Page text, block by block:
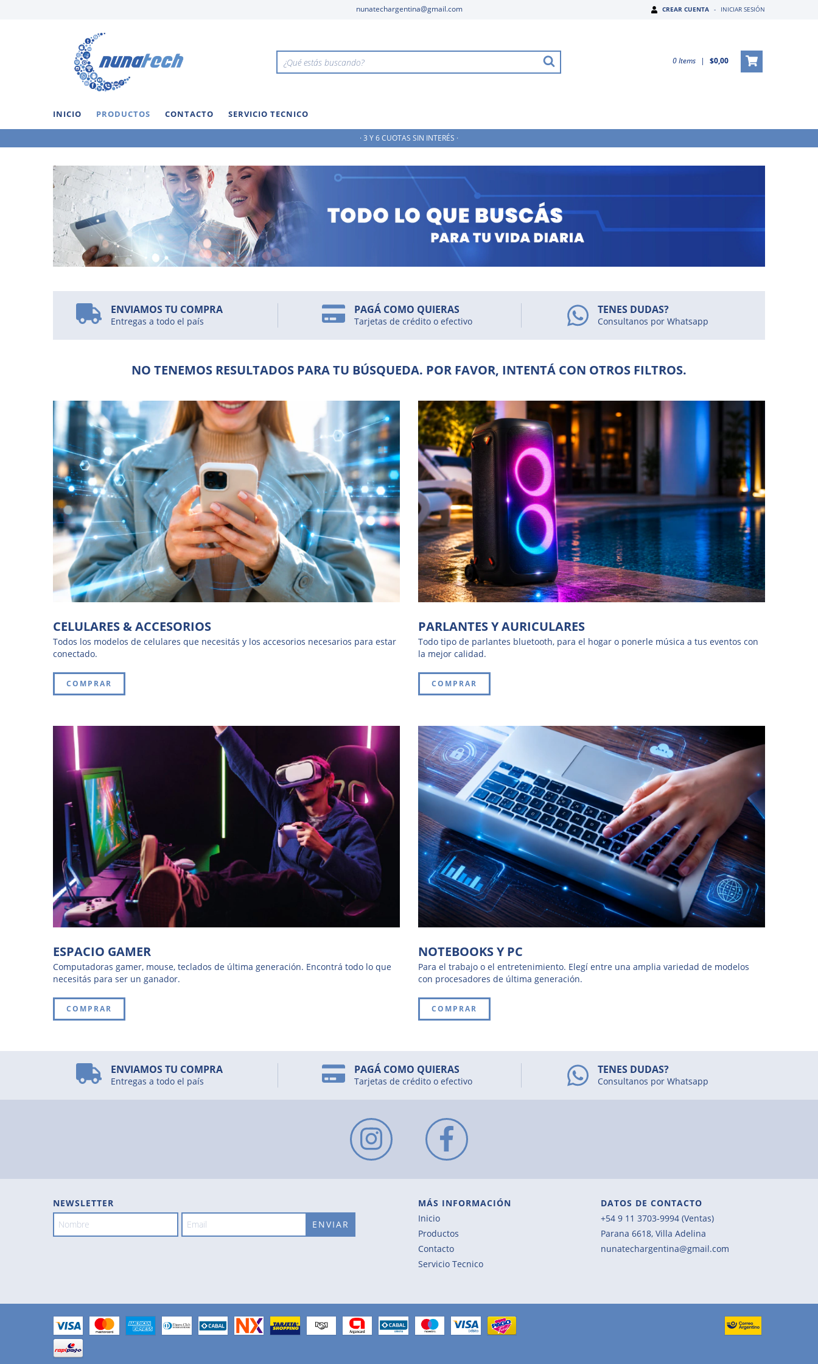
nunatechargentina@gmail.com CREAR CUENTA - INICIAR SESIÓN
0Items | $0,00
INICIO PRODUCTOS CONTACTO SERVICIO TECNICO
· 3 Y 6 CUOTAS SIN INTERÉS ·
ENVIAMOS TU COMPRA
Entregas a todo el país
PAGÁ COMO QUIERAS
Tarjetas de crédito o efectivo
TENES DUDAS?
Consultanos por Whatsapp
NO TENEMOS RESULTADOS PARA TU BÚSQUEDA. POR FAVOR, INTENTÁ CON OTROS FILTROS.
CELULARES & ACCESORIOS
Todos los modelos de celulares que necesitás y los accesorios necesarios para estar
conectado.
COMPRAR
PARLANTES Y AURICULARES
Todo tipo de parlantes bluetooth, para el hogar o ponerle música a tus eventos con
la mejor calidad.
COMPRAR
ESPACIO GAMER
Computadoras gamer, mouse, teclados de última generación. Encontrá todo lo que
necesitás para ser un ganador.
COMPRAR
NOTEBOOKS Y PC
Para el trabajo o el entretenimiento. Elegí entre una amplia variedad de modelos
con procesadores de última generación.
COMPRAR
ENVIAMOS TU COMPRA
Entregas a todo el país
PAGÁ COMO QUIERAS
Tarjetas de crédito o efectivo
TENES DUDAS?
Consultanos por Whatsapp
NEWSLETTER
MÁS INFORMACIÓN
Inicio
Productos
Contacto
Servicio Tecnico
DATOS DE CONTACTO
+54 9 11 3703-9994 (Ventas)
Parana 6618, Villa Adelina
nunatechargentina@gmail.com